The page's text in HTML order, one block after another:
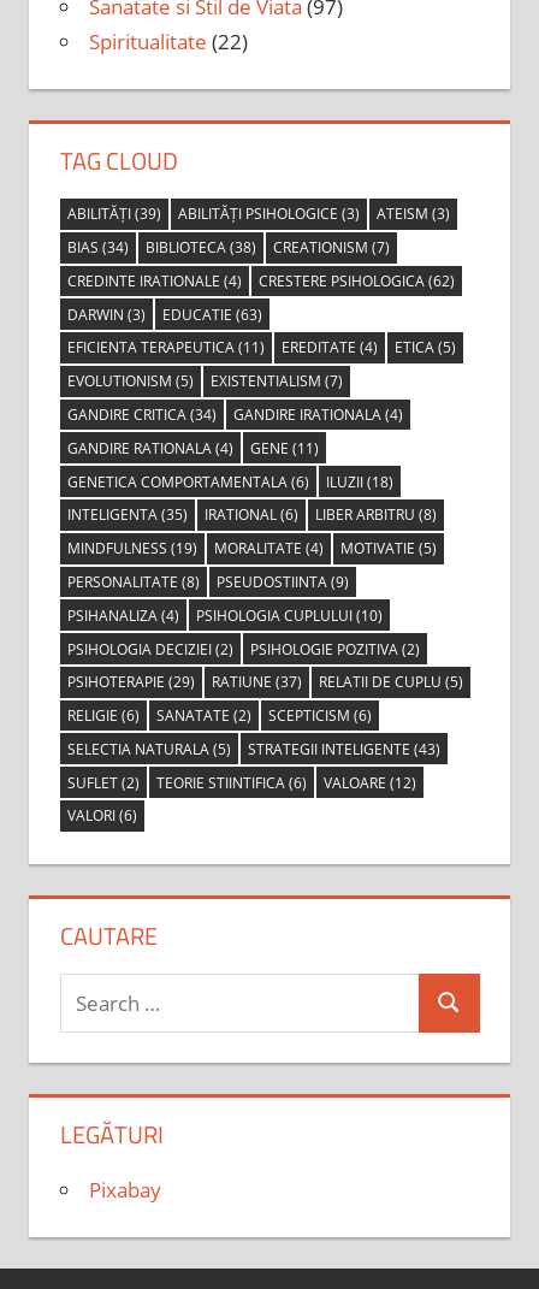
Sanatate si Stil de Viata (97)
Spiritualitate (22)
TAG CLOUD
ABILITĂȚI(39) ABILITĂȚI PSIHOLOGICE (3) ATEISM (3)
BIAS (34) BIBLIOTECA(38) CREATIONISM (7)
CREDINTE IRATIONALE (4) CRESTERE PSIHOLOGICA(62)
DARWIN (3) EDUCATIE (63)
EFICIENTA TERAPEUTICA(11) EREDITATE (4) ETICA(5)
EVOLUTIONISM (5) EXISTENTIALISM (7)
GANDIRE CRITICA(34) GANDIRE IRATIONALA(4)
GANDIRE RATIONALA(4) GENE (11)
GENETICA COMPORTAMENTALA(6) ILUZII(18)
INTELIGENTA(35) IRATIONAL(6) LIBER ARBITRU (8)
MINDFULNESS (19) MORALITATE (4) MOTIVATIE (5)
PERSONALITATE (8) PSEUDOSTIINTA(9)
PSIHANALIZA(4) PSIHOLOGIA CUPLULUI(10)
PSIHOLOGIA DECIZIEI(2) PSIHOLOGIE POZITIVA(2)
PSIHOTERAPIE (29) RATIUNE (37) RELATII DE CUPLU (5)
RELIGIE (6) SANATATE (2) SCEPTICISM (6)
SELECTIA NATURALA(5) STRATEGII INTELIGENTE (43)
SUFLET(2) TEORIE STIINTIFICA(6) VALOARE (12)
VALORI(6)
CAUTARE
Search
for:
Search
LEGĂTURI
Pixabay